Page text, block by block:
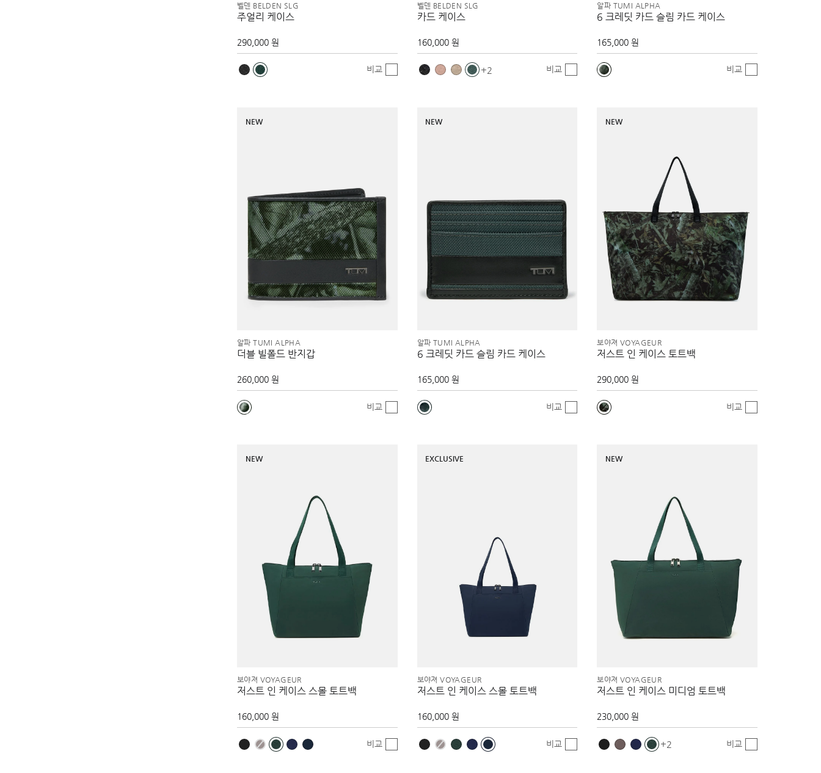
벨덴 BELDEN SLG
주얼리 케이스
290,000 원
비교
벨덴 BELDEN SLG
카드 케이스
160,000 원
2 비교
알파 TUMI ALPHA
6 크레딧 카드 슬림 카드 케이스
165,000 원
비교
NEW
알파 TUMI ALPHA
더블 빌폴드 반지갑
260,000 원
비교
NEW
알파 TUMI ALPHA
6 크레딧 카드 슬림 카드 케이스
165,000 원
비교
NEW
보야져 VOYAGEUR
저스트 인 케이스 토트백
290,000 원
비교
NEW
보야져 VOYAGEUR
저스트 인 케이스 스몰 토트백
160,000 원
비교
EXCLUSIVE
보야져 VOYAGEUR
저스트 인 케이스 스몰 토트백
160,000 원
비교
NEW
보야져 VOYAGEUR
저스트 인 케이스 미디엄 토트백
230,000 원
2 비교